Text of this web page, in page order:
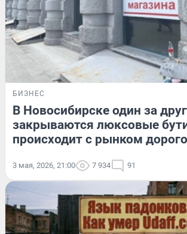
БИЗНЕС
В Новосибирске один за
закрываются люксовые
происходит с рынком
3 мая, 2026, 21:00 7 934 91